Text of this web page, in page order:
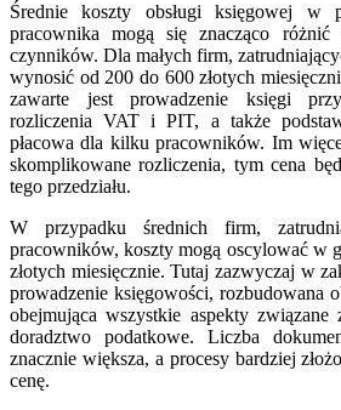
Średnie koszty obsługi księgowej w
pracownika mogą się znacząco
czynników. Dla małych firm,
wynosić od 200 do 600 złotych
zawarte jest prowadzenie księgi
rozliczenia VAT i PIT, a także
płacowa dla kilku pracowników. Im
skomplikowane rozliczenia, tym cena
tego przedziału.
W przypadku średnich firm,
pracowników, koszty mogą oscylować w
złotych miesięcznie. Tutaj zazwyczaj w
prowadzenie księgowości, rozbudowana
obejmująca wszystkie aspekty związane
doradztwo podatkowe. Liczba
znacznie większa, a procesy bardziej
cenę.